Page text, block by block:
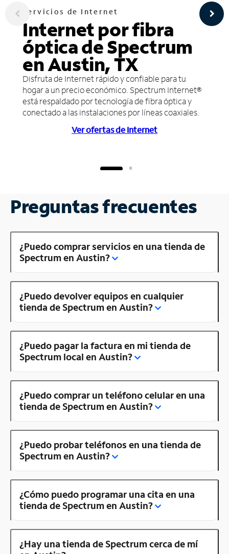
Servicios de Internet
Internet por fibra
óptica de Spectrum
en Austin, TX
Disfruta de Internet rápido y confiable para tu
hogar a un precio económico. Spectrum Internet®
está respaldado por tecnología de fibra óptica y
conectado a las instalaciones por líneas coaxiales.
Ver ofertas de Internet
Preguntas frecuentes
¿Puedo comprar servicios en una tienda de
Spectrum en Austin?
¿Puedo devolver equipos en cualquier
tienda de Spectrum en Austin?
¿Puedo pagar la factura en mi tienda de
Spectrum local en Austin?
¿Puedo comprar un teléfono celular en una
tienda de Spectrum en Austin?
¿Puedo probar teléfonos en una tienda de
Spectrum en Austin?
¿Cómo puedo programar una cita en una
tienda de Spectrum en Austin?
¿Hay una tienda de Spectrum cerca de mí